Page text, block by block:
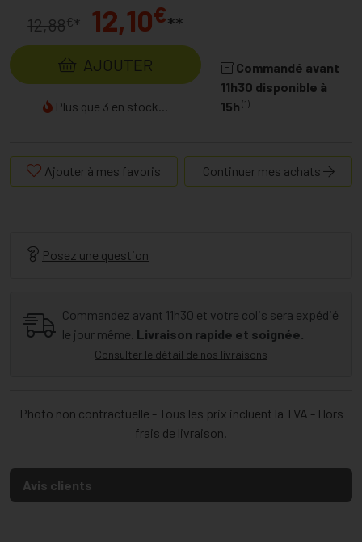
12,88€* 12,10€**
AJOUTER
Plus que 3 en stock...
Commandé avant
11h30 disponible à
15h (1)
Ajouter à mes favoris Continuer mes achats
Posez une question
Commandez avant 11h30 et votre colis sera expédié
le jour même. Livraison rapide et soignée.
Consulter le détail de nos livraisons
Photo non contractuelle - Tous les prix incluent la TVA - Hors
frais de livraison.
Avis clients